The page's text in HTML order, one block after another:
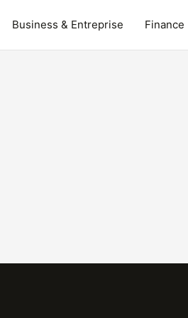
Business & Entreprise Finance